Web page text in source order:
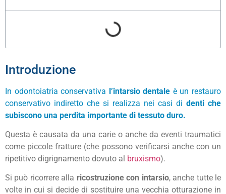
Introduzione
In odontoiatria conservativa l’intarsio dentale è un restauro
conservativo indiretto che si realizza nei casi di denti che
subiscono una perdita importante di tessuto duro.
Questa è causata da una carie o anche da eventi traumatici
come piccole fratture (che possono verificarsi anche con un
ripetitivo digrignamento dovuto al bruxismo).
Si può ricorrere alla ricostruzione con intarsio, anche tutte le
volte in cui si decide di sostituire una vecchia otturazione in